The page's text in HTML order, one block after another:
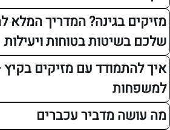
בגינה? המדריך המלא להגנה
בטוחות ויעילות
עם מזיקים בקיץ –
מדביר עכברים